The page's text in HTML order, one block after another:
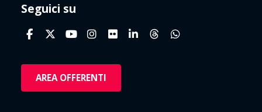
Seguici su
AREA OFFERENTI